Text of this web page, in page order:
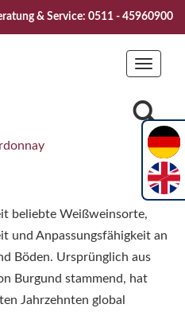
2026" Vive la
& Service: 0511 - 45960900
Toggle
beliebte Weißweinsorte,
und Anpassungsfähigkeit an
Böden. Ursprünglich aus
Burgund stammend, hat
Jahrzehnten global